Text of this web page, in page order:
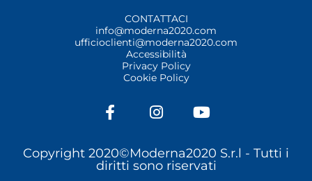
CONTATTACI
info@moderna2020.com
ufficioclienti@moderna2020.com
Accessibilità
Privacy Policy
Cookie Policy
a
b
o
n
t
a
g
o
u
b
Copyright 2020©Moderna2020 S.r.l - Tutti i
diritti sono riservati